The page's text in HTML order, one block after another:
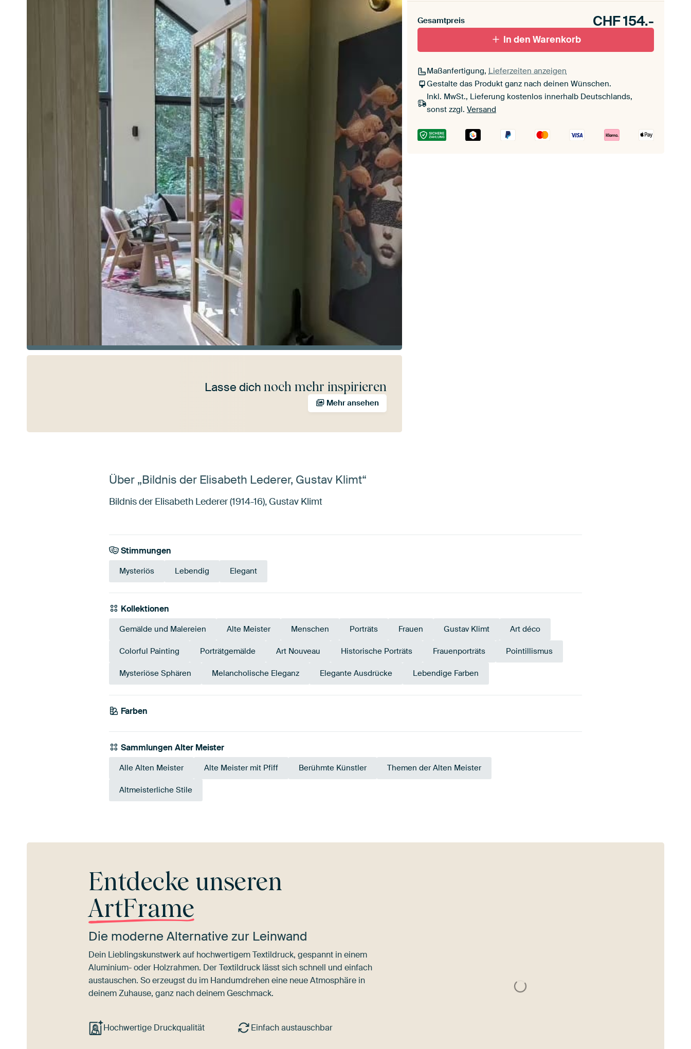
Gesamtpreis CHF154.-
In den Warenkorb
Maßanfertigung, Lieferzeiten anzeigen
Gestalte das Produkt ganz nach deinen Wünschen.
Inkl. MwSt., Lieferung kostenlos innerhalb Deutschlands,
sonst zzgl. Versand
Lasse dich noch mehr inspirieren
Mehr ansehen
Über „Bildnis der Elisabeth Lederer, Gustav Klimt“
Bildnis der Elisabeth Lederer (1914-16), Gustav Klimt
Stimmungen
Mysteriös Lebendig Elegant
Kollektionen
Gemälde und Malereien Alte Meister Menschen Porträts Frauen Gustav Klimt Art déco
Colorful Painting Porträtgemälde Art Nouveau Historische Porträts Frauenporträts Pointillismus
Mysteriöse Sphären Melancholische Eleganz Elegante Ausdrücke Lebendige Farben
Farben
Grau
Sammlungen Alter Meister
Alle Alten Meister Alte Meister mit Pfiff Berühmte Künstler Themen der Alten Meister
Altmeisterliche Stile
Entdecke unseren
ArtFrame
Die moderne Alternative zur Leinwand
Dein Lieblingskunstwerk auf hochwertigem Textildruck, gespannt in einem
Aluminium- oder Holzrahmen. Der Textildruck lässt sich schnell und einfach
austauschen. So erzeugst du im Handumdrehen eine neue Atmosphäre in
deinem Zuhause, ganz nach deinem Geschmack.
Hochwertige Druckqualität Einfach austauschbar